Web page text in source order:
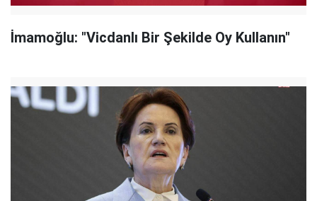
İmamoğlu: "Vicdanlı Bir Şekilde Oy Kullanın"